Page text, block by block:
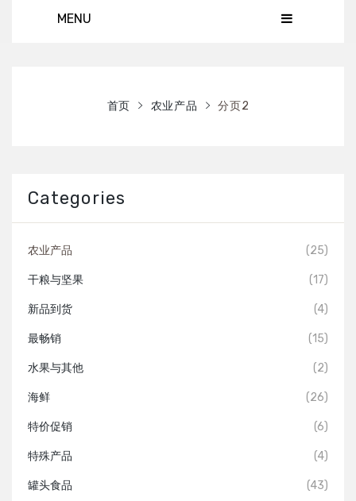
in the cart.
MENU
首页 农业产品 分页2
Categories
农业产品 (25)
干粮与坚果 (17)
新品到货 (4)
最畅销 (15)
水果与其他 (2)
海鲜 (26)
特价促销 (6)
特殊产品 (4)
罐头食品 (43)